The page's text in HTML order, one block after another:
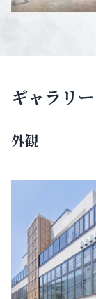
ギャラリー
外観